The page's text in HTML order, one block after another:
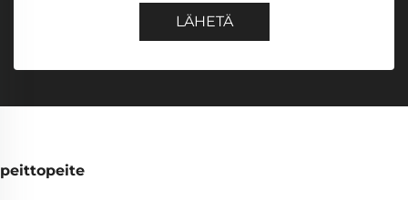
LÄHETÄ
peittopeite